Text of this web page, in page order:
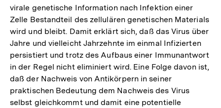
virale genetische Information nach Infektion einer
Zelle Bestandteil des zellulären genetischen Materials
wird und bleibt. Damit erklärt sich, daß das Virus über
Jahre und vielleicht Jahrzehnte im einmal Infizierten
persistiert und trotz des Aufbaus einer Immunantwort
in der Regel nicht eliminiert wird. Eine Folge davon ist,
daß der Nachweis von Antikörpern in seiner
praktischen Bedeutung dem Nachweis des Virus
selbst gleichkommt und damit eine potentielle